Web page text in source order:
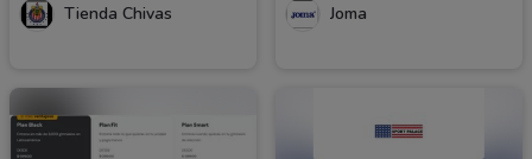
Tienda Chivas Joma